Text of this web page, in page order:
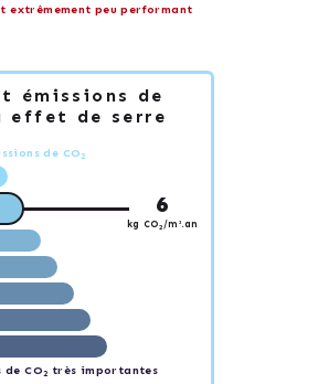
extrêmement peu performant
émissions de
effet de serre
de CO 2
6
kg CO2/m².an
de CO2 très importantes